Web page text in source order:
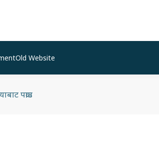
Old Website
पक्राउ